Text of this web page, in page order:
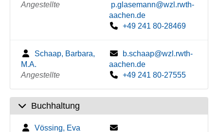
Angestellte
p.glasemann@wzl.rwth-
aachen.de
+49 241 80-28469
Schaap, Barbara,
M.A.
Angestellte
b.schaap@wzl.rwth-
aachen.de
+49 241 80-27555
Buchhaltung
Vössing, Eva